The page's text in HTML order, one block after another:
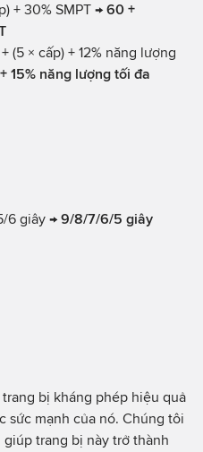
+ 30% SMPT → 60 +
(5 × cấp) + 12% năng lượng
15% năng lượng tối đa
6 giây → 9/8/7/6/5 giây
bị kháng phép hiệu quả
sức mạnh của nó. Chúng tôi
trang bị này trở thành